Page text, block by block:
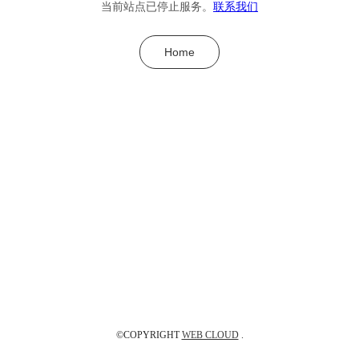
当前站点已停止服务。 联系我们
Home
©COPYRIGHTWEB CLOUD.